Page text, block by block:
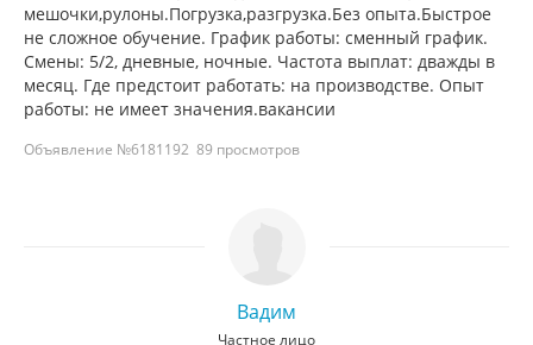
мешочки,рулоны.Погрузка,разгрузка.Без опыта.Быстрое
не сложное обучение. График работы: сменный график.
Смены: 5/2, дневные, ночные. Частота выплат: дважды в
месяц. Где предстоит работать: на производстве. Опыт
работы: не имеет значения.вакансии
Объявление №6181192 89 просмотров
Вадим
Частное лицо